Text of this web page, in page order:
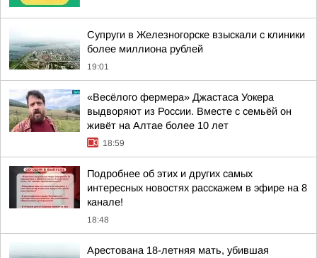
Супруги в Железногорске взыскали с клиники
более миллиона рублей
19:01
«Весёлого фермера» Джастаса Уокера
выдворяют из России. Вместе с семьёй он
живёт на Алтае более 10 лет
18:59
Подробнее об этих и других самых
интересных новостях расскажем в эфире на 8
канале!
18:48
Арестована 18-летняя мать, убившая